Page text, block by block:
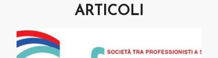
ARTICOLI